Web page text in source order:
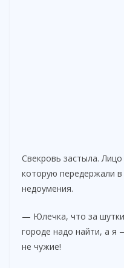
Свекровь застыла.
которую передержали
недоумения.
— Юлечка, что за
городе надо найти, а
не чужие!